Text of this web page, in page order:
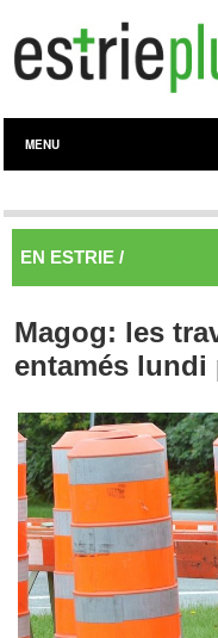
MENU
EN ESTRIE /
Magog: les
entamés lundi